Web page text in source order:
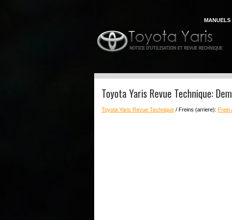
MANUELS
Toyota Yaris Revue Technique:
Toyota Yaris Revue Technique / Freins (arriere): Frein